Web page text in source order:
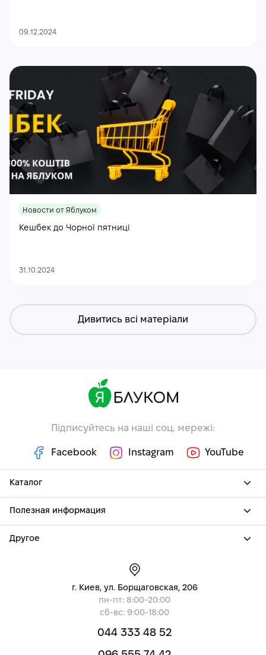
09.12.2024
Новости от Яблуком
Кешбек до Чорної пятниці
31.10.2024
Дивитись всі матеріали
Підписуйтесь на наші соц. мережі:
Facebook Instagram YouTube
Каталог
Полезная информация
Другое
г. Киев, ул. Борщаговская, 206
пн-пт: 8:00-20:00
сб-вс: 9:00-18:00
044 333 48 52